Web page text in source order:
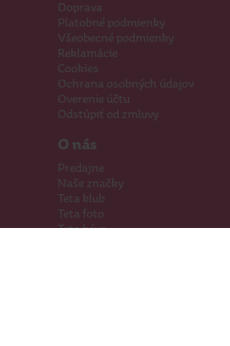
Doprava
Platobné podmienky
Všeobecné podmienky
Reklamácie
Cookies
Ochrana osobných údajov
Overenie účtu
Odstúpiť od zmluvy
O nás
Predajne
Naše značky
Teta klub
Teta foto
Teta káva